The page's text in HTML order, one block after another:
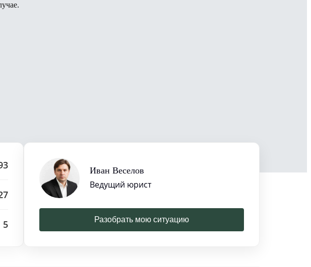
5
Иван Веселов
Ведущий юрист
Разобрать мою ситуацию